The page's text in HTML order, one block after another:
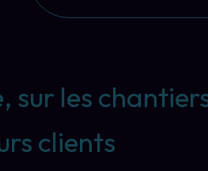
sur les
clients